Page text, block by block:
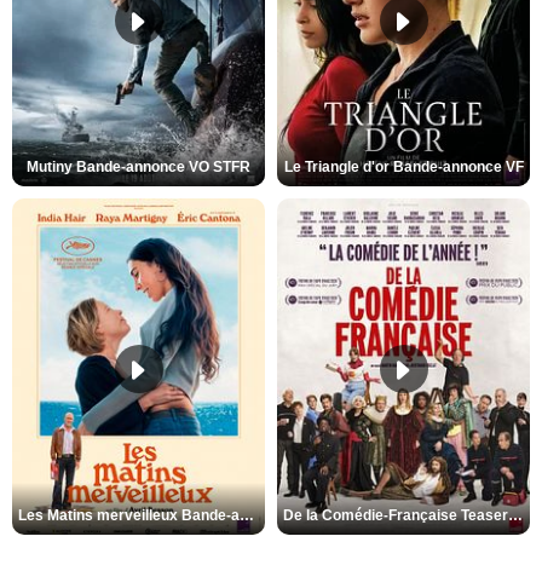
Mutiny Bande-annonce VO STFR Le Triangle d'or Bande-annonce VF
Les Matins merveilleux Bande-annonce VF De la Comédie-Française Teaser VF